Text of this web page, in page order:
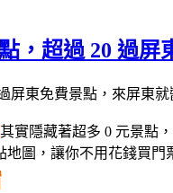
，超過 20 過屏
其實隱藏著超多 0 元景點
地圖，讓你不用花錢買